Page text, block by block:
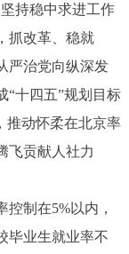
持稳中求进工作
抓改革、稳就
严治党向纵深发
“十四五”规划目标
推动怀柔在北京率
飞贡献人社力
制在5%以内，
毕业生就业率不